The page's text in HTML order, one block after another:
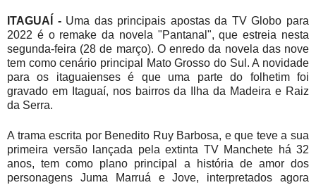
ITAGUAÍ -Uma das principais apostas da TV Globo para
2022 é o remake da novela "Pantanal", que estreia nesta
segunda-feira (28 de março). O enredo da novela das nove
tem como cenário principal Mato Grosso do Sul. A novidade
para os itaguaienses é que uma parte do folhetim foi
gravado em Itaguaí, nos bairros da Ilha da Madeira e Raiz
da Serra.
A trama escrita por Benedito Ruy Barbosa, e que teve a sua
primeira versão lançada pela extinta TV Manchete há 32
anos, tem como plano principal a história de amor dos
personagens Juma Marruá e Jove, interpretados agora